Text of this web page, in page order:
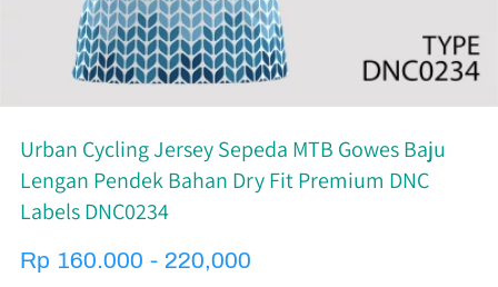
Urban Cycling Jersey Sepeda MTB Gowes Baju
Lengan Pendek Bahan Dry Fit Premium DNC
Labels DNC0234
Rp 160.000 - 220,000